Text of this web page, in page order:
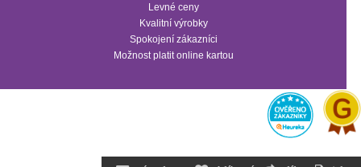
Levné ceny
Kvalitní výrobky
Spokojení zákazníci
Možnost platit online kartou